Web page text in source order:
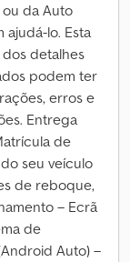
da Auto
lo. Esta
detalhes
podem ter
erros e
Entrega
de
seu veículo
de reboque,
– Ecrã
de
Auto) –